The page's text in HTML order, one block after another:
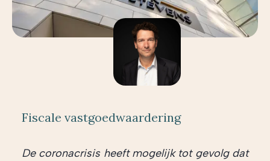
Fiscale vastgoedwaardering
De coronacrisis heeft mogelijk tot gevolg dat